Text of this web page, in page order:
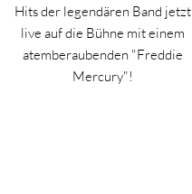
Hits der legendären Band jetzt
live auf die Bühne mit einem
atemberaubenden "Freddie
Mercury"!